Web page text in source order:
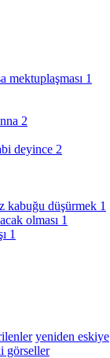
mektuplaşması 1
2
deyince 2
kabuğu düşürmek 1
olması 1
1
yeniden eskiye
görseller